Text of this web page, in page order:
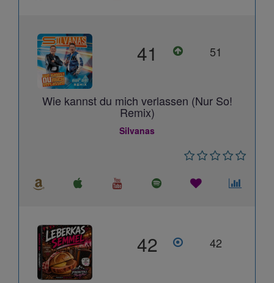
41 51
Wie kannst du mich verlassen (Nur So!
Remix)
Silvanas
42 42